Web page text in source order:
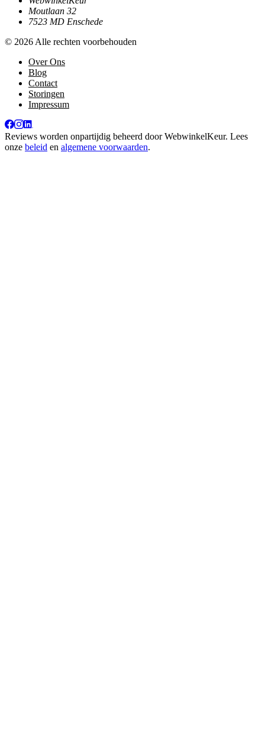
Moutlaan 32
7523 MD Enschede
© 2026 Alle rechten voorbehouden
Over Ons
Blog
Contact
Storingen
Impressum
Reviews worden onpartijdig beheerd doorWebwinkelKeur. Lees
onze beleid en algemene voorwaarden.